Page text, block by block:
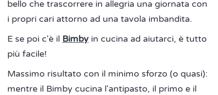
bello che trascorrere in allegria una giornata con
i propri cari attorno ad una tavola imbandita.
E se poi c'è il Bimby in cucina ad aiutarci, è tutto
più facile!
Massimo risultato con il minimo sforzo (o quasi):
mentre il Bimby cucina l'antipasto, il primo e il